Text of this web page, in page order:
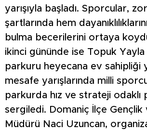
yarışıyla başladı. Sporcular,
şartlarında hem
bulma becerilerini ortaya
ikinci gününde ise Topuk Yayla
parkuru heyecana ev sahipliği
mesafe yarışlarında milli
parkurda hız ve strateji odaklı
sergiledi. Domaniç İlçe Gençlik
Müdürü Naci Uzuncan,